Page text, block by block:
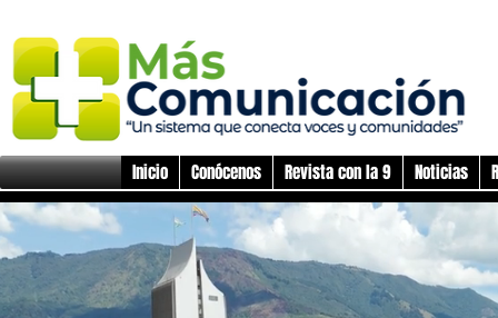
Inicio Conócenos Revista con la 9 Noticias